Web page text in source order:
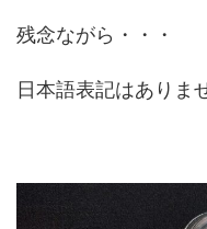
残念ながら・・・
日本語表記はありま